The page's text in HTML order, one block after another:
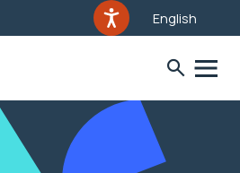
English